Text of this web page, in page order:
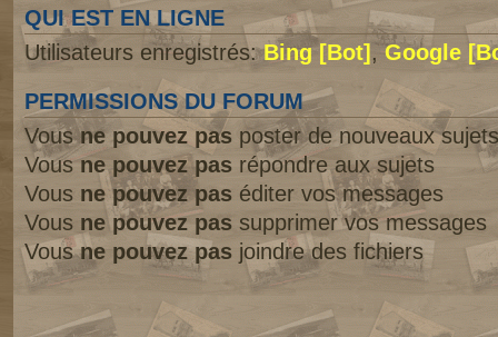
QUI EST EN LIGNE
Utilisateurs enregistrés:Bing [Bot],Google
PERMISSIONS DU FORUM
Vousne pouvez pas poster de nouveaux sujets
Vousne pouvez pas répondre aux sujets
Vous ne pouvez pas éditer vos messages
Vous ne pouvez pas supprimer vos messages
Vousne pouvez pas joindre des fichiers